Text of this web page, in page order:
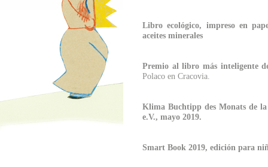
Libro ecológico, impreso en
aceites minerales
Premio al libro más inteligente
Polaco en Cracovia.
Klima Buchtipp des Monats de
e.V., mayo 2019.
Smart Book 2019, edición para